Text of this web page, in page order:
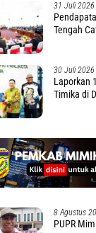
31 Juli 2026
Tengah
30 Juli 2026
Laporkan
Timika di
8 Agustus
PUPR